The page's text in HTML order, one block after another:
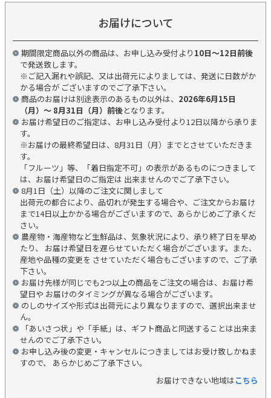
お届けについて
期間限定商品以外の商品は、お申し込み受付より 10日～12日前後
で発送致します。
※ご記入漏れや誤記、又は出荷元によりましては、発送に日数がか
かる場合が ございますのでご了承下さい。
商品のお届けは別途表示のあるもの以外は、 2026年6月15日
（月）～ 8月31日（月）前後となります。
お届け希望日のご指定は、お申し込み受付より12日以降から承りま
す。
※お届けの最終希望日は、8月31日（月）までとさせていただきま
す。
「フルーツ」等、「着日指定不可」の表示があるものにつきまして
は、お届け希望日のご指定は 出来ませんのでご了承下さい。
8月1日（土）以降のご注文に関しまして
出荷元の都合により、品切れが発生する場合や、ご注文からお届け
まで14日以上かかる場合がございますので、あらかじめご了承くだ
さい。
農産物・海産物など生鮮品は、気象状況により、承り終了日を早め
たり、 お届け希望日を遅らせていただく場合がございます。また、
産地や品種の変更を させていただく場合もございますので、ご了承
下さい。
お届け先様が同じでも2つ以上の商品をご注文の場合は、お届け希
望日や お届けのタイミングが異なる場合がございます。
のしのサイズや形式は出荷元により異なりますので、選択出来ませ
ん。
「あいさつ状」や「手紙」は、ギフト商品と同送することは出来ま
せんのでご了承下さい。
お申し込み後の変更・キャンセルにつきましてはお受け致しかねま
すので、 あらかじめご了承下さい。
お届けできない地域はこちら